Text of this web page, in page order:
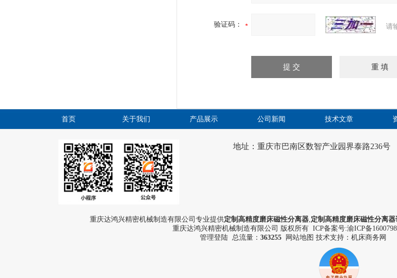
验证码： 请
首页 关于我们 产品展示 公司新闻 技术文章
地址：重庆市巴南区数智产业园界泰路236号
重庆达鸿兴精密机械制造有限公司专业提供定制高精度磨床磁性分离器,定制高精度磨床磁性分离
重庆达鸿兴精密机械制造有限公司 版权所有 ICP备案号:渝ICP备
管理登陆 总流量： 363255 网站地图 技术支持：机床商务网